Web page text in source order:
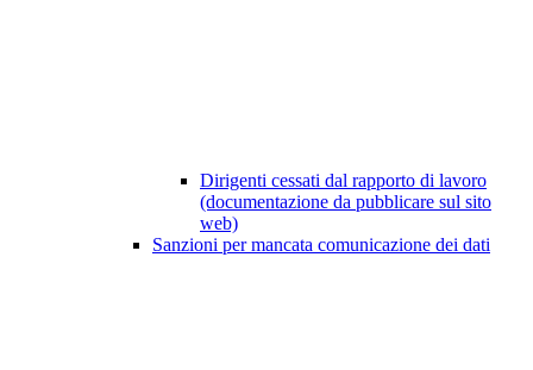
Dirigenti cessati dal rapporto di lavoro
(documentazione da pubblicare sul sito
web)
Sanzioni per mancata comunicazione dei dati